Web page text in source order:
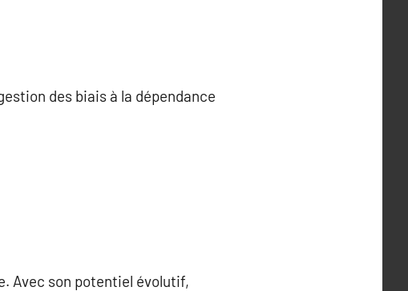
des biais à la dépendance
Avec son potentiel évolutif,